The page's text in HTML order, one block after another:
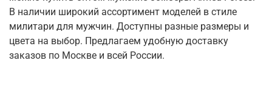
В наличии широкий ассортимент моделей в стиле
милитари для мужчин. Доступны разные размеры и
цвета на выбор. Предлагаем удобную доставку
заказов по Москве и всей России.